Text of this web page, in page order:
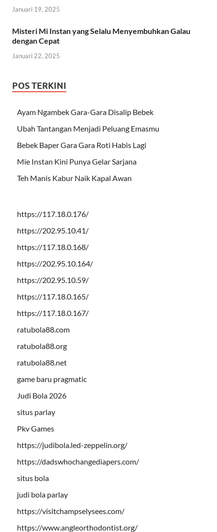
Januari 19, 2025
Misteri Mi Instan yang Selalu Menyembuhkan Galau
dengan Cepat
Januari 22, 2025
POS TERKINI
Ayam Ngambek Gara-Gara Disalip Bebek
Ubah Tantangan Menjadi Peluang Emasmu
Bebek Baper Gara Gara Roti Habis Lagi
Mie Instan Kini Punya Gelar Sarjana
Teh Manis Kabur Naik Kapal Awan
https://117.18.0.176/
https://202.95.10.41/
https://117.18.0.168/
https://202.95.10.164/
https://202.95.10.59/
https://117.18.0.165/
https://117.18.0.167/
ratubola88.com
ratubola88.org
ratubola88.net
game baru pragmatic
Judi Bola 2026
situs parlay
Pkv Games
https://judibola.led-zeppelin.org/
https://dadswhochangediapers.com/
situs bola
judi bola parlay
https://visitchampselysees.com/
https://www.angleorthodontist.org/